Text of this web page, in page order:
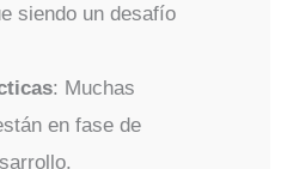
siendo un desafío
: Muchas
en fase de